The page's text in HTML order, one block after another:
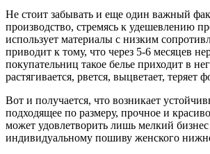
Не стоит забывать и еще один важный
производство, стремясь к удешевлению
использует материалы с низким
приводит к тому, что через 5-6 месяцев
покупательниц такое белье приходит в
растягивается, рвется, выцветает, теряет
Вот и получается, что возникает
подходящее по размеру, прочное и
может удовлетворить лишь мелкий
индивидуальному пошиву женского